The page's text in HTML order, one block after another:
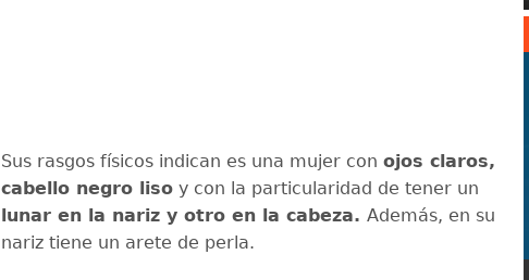
Sus rasgos físicos indican es una mujer con ojos claros,
cabello negro liso y con la particularidad de tener un
lunar en la nariz y otro en la cabeza. Además, en su
nariz tiene un arete de perla.